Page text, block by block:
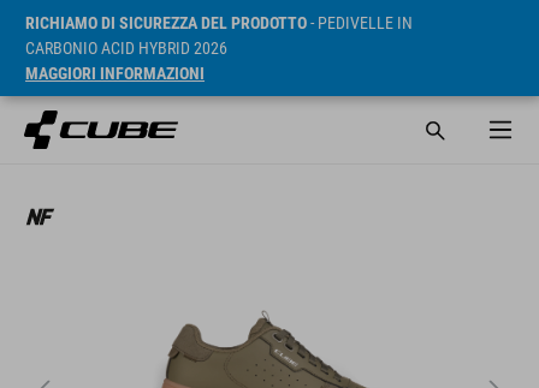
RICHIAMO DI SICUREZZA DEL PRODOTTO- PEDIVELLE IN
CARBONIO ACID HYBRID 2026
MAGGIORI INFORMAZIONI